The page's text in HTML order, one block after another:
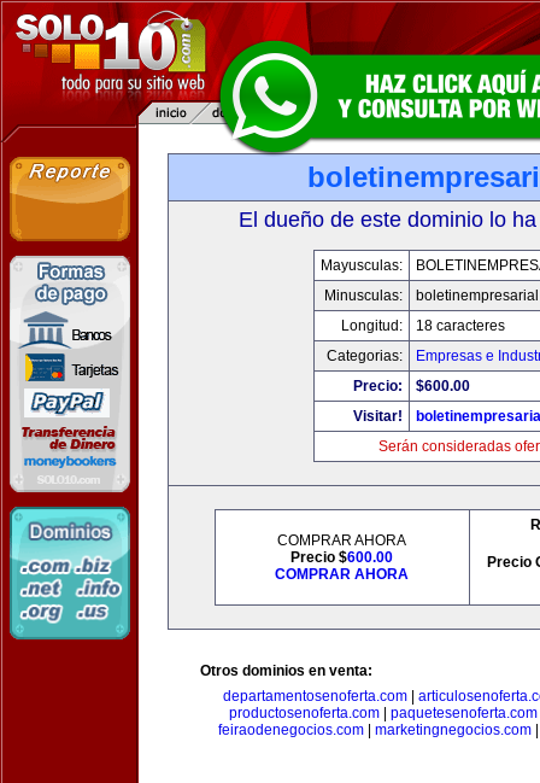
El dueño de este dominio lo
Mayusculas:
Minusculas:
Longitud:
18 caracteres
Categorias:
Empresas e
Precio:
$600.00
Visitar!
Serán consideradas
COMPRAR AHORA
Precio $600.00
COMPRAR AHORA
Precio
Otros dominios en venta:
departamentosenoferta.com
productosenoferta.com| paquetesenoferta.com
feiraodenegocios.com
marketingnegocios.com